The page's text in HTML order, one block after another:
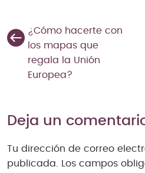
¿Cómo hacerte con
los mapas que
regala la Unión
Europea?
Deja un
Tu dirección de correo
publicada. Los campos